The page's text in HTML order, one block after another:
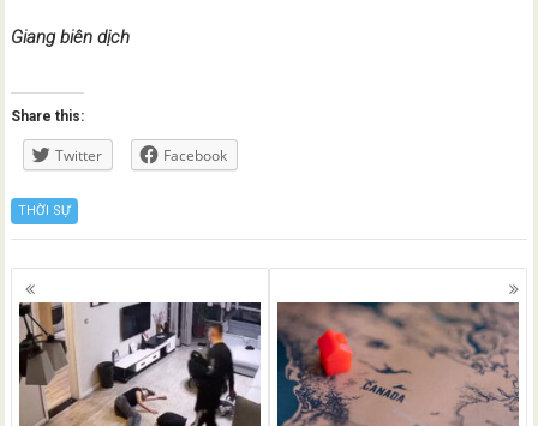
Giang biên dịch
Share this:
Twitter Facebook
THỜI SỰ
Posts
navigation